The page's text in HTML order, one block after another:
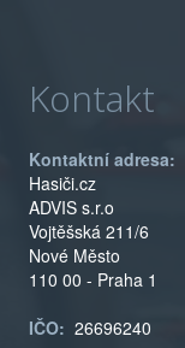
Kontakt
Kontaktní adresa:
Hasiči.cz
ADVIS s.r.o
Vojtěšská 211/6
Nové Město
110 00 - Praha 1
IČO: 26696240